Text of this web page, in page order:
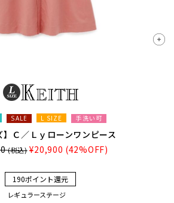
SALE L SIZE 手洗い可
】Ｃ／Ｌｙローンワンピース
(税込) ¥20,900 (42%OFF)
190ポイント還元
レギュラーステージ